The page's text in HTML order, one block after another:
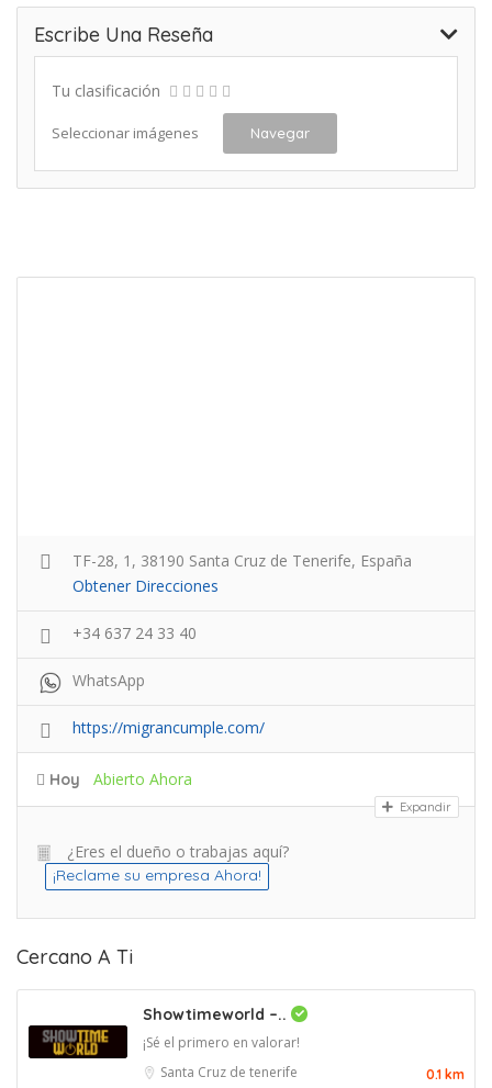
Escribe Una Reseña
Tu clasificación
Seleccionar imágenes Navegar
TF-28, 1, 38190 Santa Cruz de Tenerife, España
Obtener Direcciones
+34 637 24 33 40
WhatsApp
https://migrancumple.com/
Hoy Abierto Ahora
Expandir
¿Eres el dueño o trabajas aquí?
¡Reclame su empresa Ahora!
Cercano A Ti
Showtimeworld –..
¡Sé el primero en valorar!
Santa Cruz de tenerife
0.1 km